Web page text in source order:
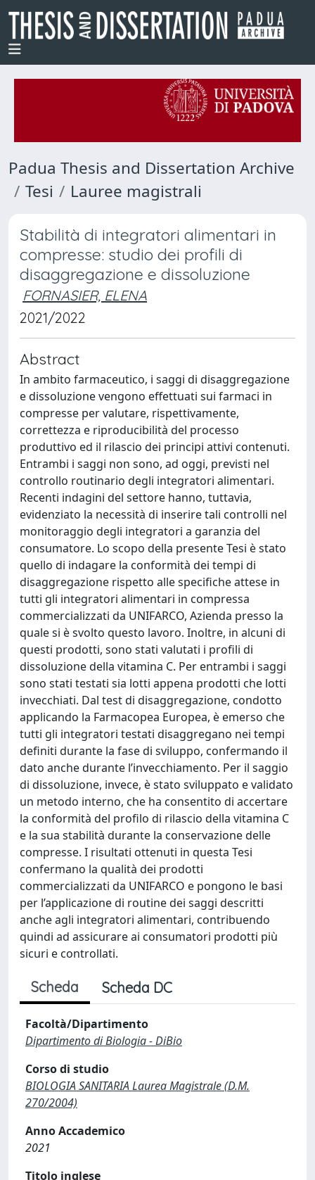
Padua Thesis and Dissertation Archive
Tesi
Lauree magistrali
Stabilità di integratori alimentari in
compresse: studio dei profili di
disaggregazione e dissoluzione
FORNASIER, ELENA
2021/2022
Abstract
In ambito farmaceutico, i saggi di disaggregazione
e dissoluzione vengono effettuati sui farmaci in
compresse per valutare, rispettivamente,
correttezza e riproducibilità del processo
produttivo ed il rilascio dei principi attivi contenuti.
Entrambi i saggi non sono, ad oggi, previsti nel
controllo routinario degli integratori alimentari.
Recenti indagini del settore hanno, tuttavia,
evidenziato la necessità di inserire tali controlli nel
monitoraggio degli integratori a garanzia del
consumatore. Lo scopo della presente Tesi è stato
quello di indagare la conformità dei tempi di
disaggregazione rispetto alle specifiche attese in
tutti gli integratori alimentari in compressa
commercializzati da UNIFARCO, Azienda presso la
quale si è svolto questo lavoro. Inoltre, in alcuni di
questi prodotti, sono stati valutati i profili di
dissoluzione della vitamina C. Per entrambi i saggi
sono stati testati sia lotti appena prodotti che lotti
invecchiati. Dal test di disaggregazione, condotto
applicando la Farmacopea Europea, è emerso che
tutti gli integratori testati disaggregano nei tempi
definiti durante la fase di sviluppo, confermando il
dato anche durante l’invecchiamento. Per il saggio
di dissoluzione, invece, è stato sviluppato e validato
un metodo interno, che ha consentito di accertare
la conformità del profilo di rilascio della vitamina C
e la sua stabilità durante la conservazione delle
compresse. I risultati ottenuti in questa Tesi
confermano la qualità dei prodotti
commercializzati da UNIFARCO e pongono le basi
per l’applicazione di routine dei saggi descritti
anche agli integratori alimentari, contribuendo
quindi ad assicurare ai consumatori prodotti più
sicuri e controllati.
Scheda Scheda DC
Facoltà/Dipartimento
Dipartimento di Biologia - DiBio
Corso di studio
BIOLOGIA SANITARIA Laurea Magistrale (D.M.
270/2004)
Anno Accademico
2021
Titolo inglese